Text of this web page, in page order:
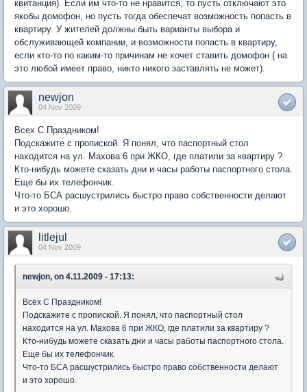
квитанция). Если им что-то не нравится, то пусть отключают это
якобы домофон, но пусть тогда обеспечат возможность попасть в
квартиру. У жителей должны быть варианты выбора и
обслуживающей компании, и возможности попасть в квартиру,
если кто-то по каким-то причинам не хочет ставить домофон ( на
это любой имеет право, никто никого заставлять не может).
newjon
04 Nov 2009
Всех С Праздником!
Подскажите с пропиской. Я понял, что паспортный стол
находится на ул. Махова 6 при ЖКО, где платили за квартиру ?
Кто-нибудь можете сказать дни и часы работы паспортного стола.
Еще бы их телефончик.
Что-то БСА расшустрились быстро право собственности делают
и это хорошо.
litlejul
04 Nov 2009
newjon, on 4.11.2009 - 17:13:
Всех С Праздником!
Подскажите с пропиской. Я понял, что паспортный стол
находится на ул. Махова 6 при ЖКО, где платили за квартиру ?
Кто-нибудь можете сказать дни и часы работы паспортного стола.
Еще бы их телефончик.
Что-то БСА расшустрились быстро право собственности делают
и это хорошо.